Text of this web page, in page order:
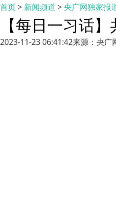
首页> 新闻频道 >央广网独家报
【每日一习话
2023-11-23 06:41:42来源：央广